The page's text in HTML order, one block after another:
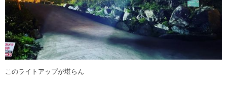
このライトアップが堪らん